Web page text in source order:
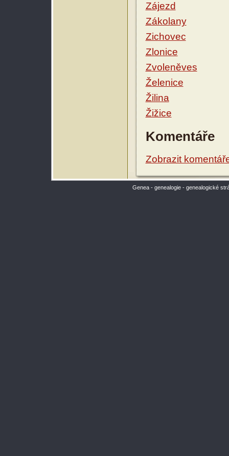
Zájezd
Zákolany
Zichovec
Zlonice
Zvoleněves
Želenice
Žilina
Žižice
Komentáře
Zobrazit
Genea - genealogie - genealogické